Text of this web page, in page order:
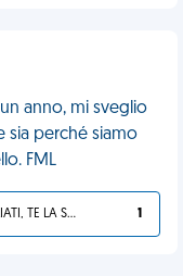
anno, mi sveglio
sia perché siamo
FML
SVEGLIATI, TE LA SEI CERCATA! 1